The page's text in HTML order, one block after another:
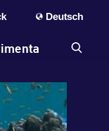
Deutsch